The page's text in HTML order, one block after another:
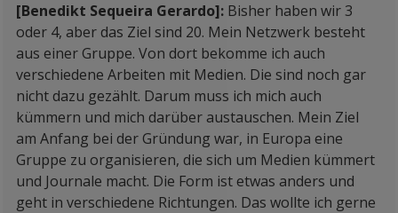
[Benedikt Sequeira Gerardo]: Bisher haben wir 3
oder 4, aber das Ziel sind 20. Mein Netzwerk besteht
aus einer Gruppe. Von dort bekomme ich auch
verschiedene Arbeiten mit Medien. Die sind noch gar
nicht dazu gezählt. Darum muss ich mich auch
kümmern und mich darüber austauschen. Mein Ziel
am Anfang bei der Gründung war, in Europa eine
Gruppe zu organisieren, die sich um Medien kümmert
und Journale macht. Die Form ist etwas anders und
geht in verschiedene Richtungen. Das wollte ich gerne